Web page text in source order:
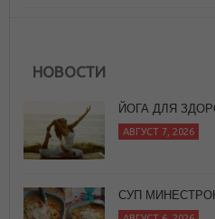
НОВОСТИ
СУП
АВГУСТ 6, 2026
20 СИЛЬНЫХ
КОТОРЫЕ